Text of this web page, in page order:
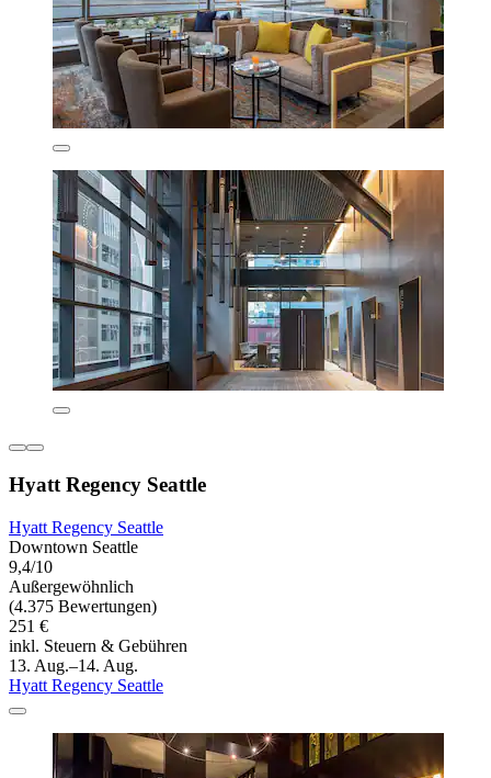
Hyatt Regency Seattle
Hyatt Regency Seattle
Downtown Seattle
9,4/10
Außergewöhnlich
(4.375 Bewertungen)
251 €
inkl. Steuern & Gebühren
13. Aug.–14. Aug.
Hyatt Regency Seattle